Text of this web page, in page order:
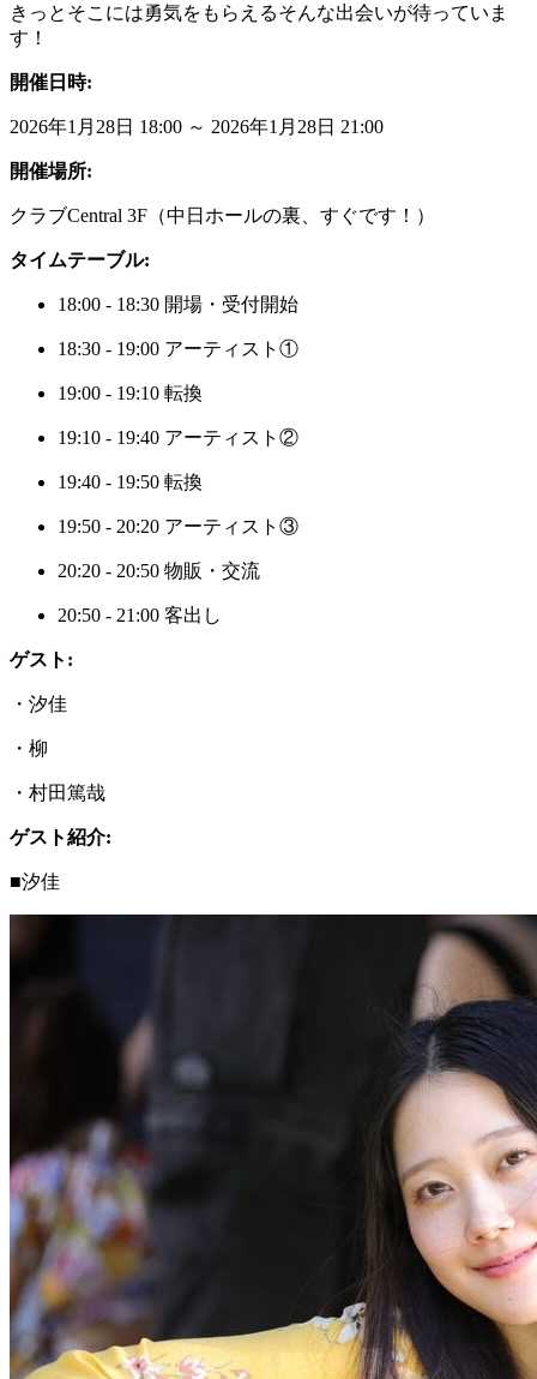
きっとそこには勇気をもらえるそんな出会いが待っていま
す！
開催日時:
2026年1月28日 18:00 ～ 2026年1月28日 21:00
開催場所:
クラブCentral 3F（中日ホールの裏、すぐです！）
タイムテーブル:
18:00 - 18:30 開場・受付開始
18:30 - 19:00 アーティスト①
19:00 - 19:10 転換
19:10 - 19:40 アーティスト②
19:40 - 19:50 転換
19:50 - 20:20 アーティスト③
20:20 - 20:50 物販・交流
20:50 - 21:00 客出し
ゲスト:
・汐佳
・柳
・村田篤哉
ゲスト紹介:
■汐佳